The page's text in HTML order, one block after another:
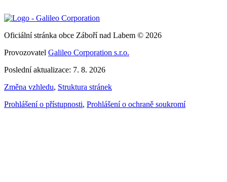
Oficiální stránka obce Záboří nad Labem © 2026
Provozovatel Galileo Corporation s.r.o.
Poslední aktualizace: 7. 8. 2026
Změna vzhledu, Struktura stránek
Prohlášení o přístupnosti, Prohlášení o ochraně soukromí